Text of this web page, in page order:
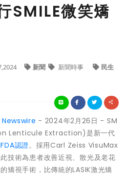
SMILE微笑矯
新聞 新聞時事 民生
- 2024年2月26日 - SM
Lenticule Extraction)是新一代
認證。採用Carl Zeiss VisuMax
技術為患者改善近視、散光及老花
矯視手術，比傳統的LASIK激光矯